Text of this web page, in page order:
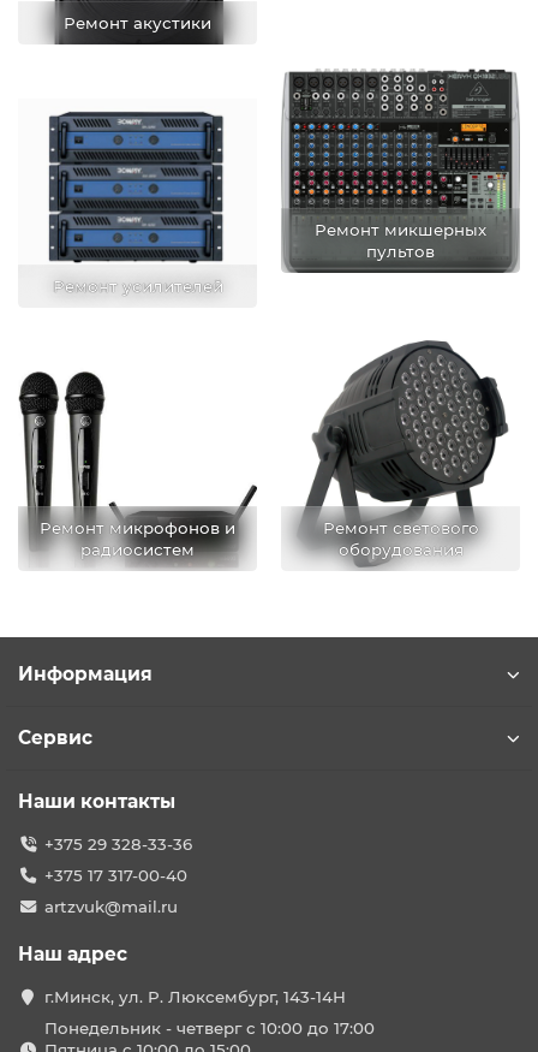
Ремонт акустики
Ремонт усилителей
Ремонт микшерных
пультов
Ремонт микрофонов и
радиосистем
Ремонт светового
оборудования
Информация
Сервис
Наши контакты
+375 29 328-33-36
+375 17 317-00-40
artzvuk@mail.ru
Наш адрес
г.Минск, ул. Р. Люксембург, 143-14Н
Понедельник - четверг с 10:00 до 17:00